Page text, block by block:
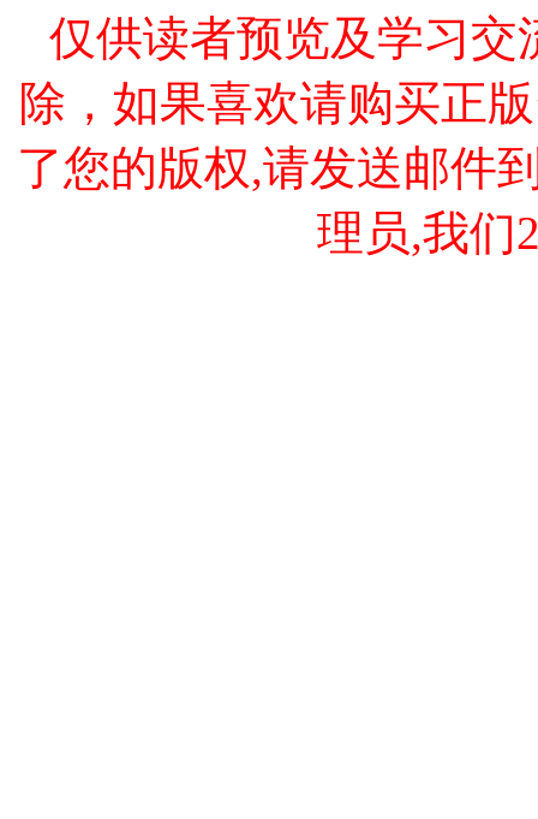
仅供读者预览及学习交
除，如果喜欢请购买正
了您的版权,请发送邮件
理员,我们